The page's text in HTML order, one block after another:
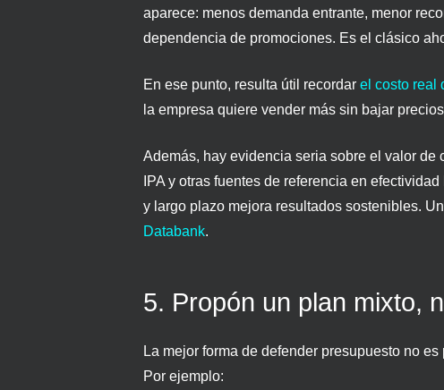
aparece: menos demanda entrante, menor
dependencia de promociones. Es el clásico
En ese punto, resulta útil recordar el costo real
la empresa quiere vender más sin bajar
Además, hay evidencia seria sobre el valor
IPA y otras fuentes de referencia en
y largo plazo mejora resultados sostenibles.
Databank.
5. Propón un plan mixto,
La mejor forma de defender presupuesto no
Por ejemplo: